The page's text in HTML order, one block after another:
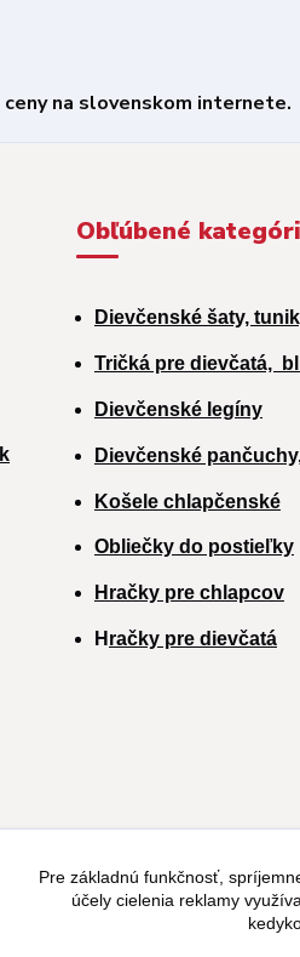
Obľúbené
Dievčenské šaty,
Tričká pre dievčatá,
Dievčenské legíny
Dievčenské
Košele chlapčenské
Obliečky do postieľky
Hračky pre chlapcov
H račky pre dievčatá
Pre základnú funkčnosť,
účely cielenia reklamy